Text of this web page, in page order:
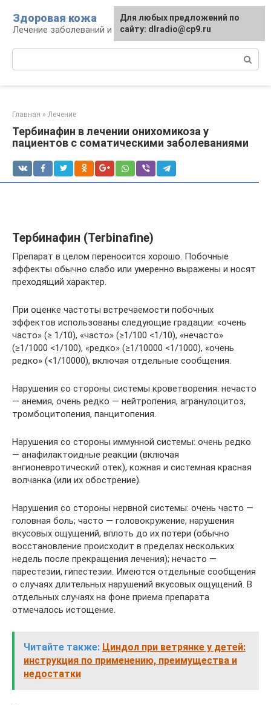
контенту
Здоровая кожа
Лечение заболеваний и уход за кожей
Главная » Лечение
Тербинафин в лечении онихомикоза у
пациентов с соматическими заболеваниями
Тербинафин (Terbinafine)
Препарат в целом переносится хорошо. Побочные
эффекты обычно слабо или умеренно выражены и носят
преходящий характер.
При оценке частоты встречаемости побочных
эффектов использованы следующие градации: «очень
часто» (≥ 1/10), «часто» (≥1/100 <1/10), «нечасто»
(≥1/1000 <1/100), «редко» (≥1/10000 <1/1000), «очень
редко» (<1/10000), включая отдельные сообщения.
Нарушения со стороны системы кроветворения: нечасто
— анемия, очень редко — нейтропения, агранулоцитоз,
тромбоцитопения, панцитопения.
Нарушения со стороны иммунной системы: очень редко
— анафилактоидные реакции (включая
ангионевротический отек), кожная и системная красная
волчанка (или их обострение).
Нарушения со стороны нервной системы: очень часто —
головная боль; часто — головокружение, нарушения
вкусовых ощущений, вплоть до их потери (обычно
восстановление происходит в пределах нескольких
недель после прекращения лечения); нечасто —
парестезии, гипестезии. Имеются отдельные сообщения
о случаях длительных нарушений вкусовых ощущений. В
отдельных случаях на фоне приема препарата
отмечалось истощение.
Читайте также: Циндол при ветрянке у детей:
инструкция по применению, преимущества и
недостатки
Для любых предложений по
сайту: dlradio@cp9.ru